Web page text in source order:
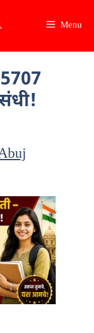
Menu